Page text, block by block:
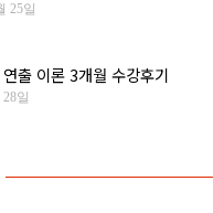
25일
출 이론 3개월 수강후기
일